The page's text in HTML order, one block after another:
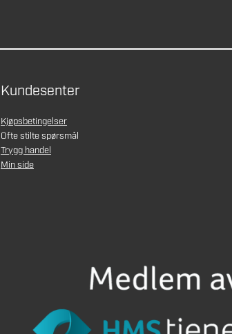
Kundesenter
Kjøpsbetingelser
Ofte stilte spørsmål
Trygg handel
Min side